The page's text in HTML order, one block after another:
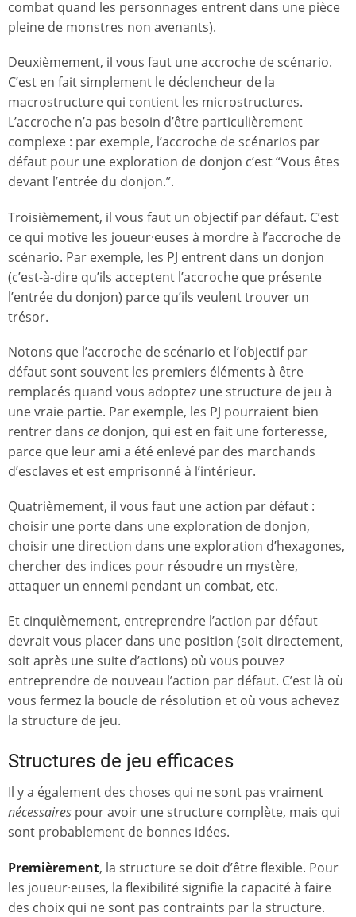
combat quand les personnages entrent dans une pièce
pleine de monstres non avenants).
Deuxièmement, il vous faut une accroche de scénario.
C’est en fait simplement le déclencheur de la
macrostructure qui contient les microstructures.
L’accroche n’a pas besoin d’être particulièrement
complexe : par exemple, l’accroche de scénarios par
défaut pour une exploration de donjon c’est “Vous êtes
devant l’entrée du donjon.”.
Troisièmement, il vous faut un objectif par défaut. C’est
ce qui motive les joueur·euses à mordre à l’accroche de
scénario. Par exemple, les PJ entrent dans un donjon
(c’est-à-dire qu’ils acceptent l’accroche que présente
l’entrée du donjon) parce qu’ils veulent trouver un
trésor.
Notons que l’accroche de scénario et l’objectif par
défaut sont souvent les premiers éléments à être
remplacés quand vous adoptez une structure de jeu à
une vraie partie. Par exemple, les PJ pourraient bien
rentrer dans ce donjon, qui est en fait une forteresse,
parce que leur ami a été enlevé par des marchands
d’esclaves et est emprisonné à l’intérieur.
Quatrièmement, il vous faut une action par défaut :
choisir une porte dans une exploration de donjon,
choisir une direction dans une exploration d’hexagones,
chercher des indices pour résoudre un mystère,
attaquer un ennemi pendant un combat, etc.
Et cinquièmement, entreprendre l’action par défaut
devrait vous placer dans une position (soit directement,
soit après une suite d’actions) où vous pouvez
entreprendre de nouveau l’action par défaut. C’est là où
vous fermez la boucle de résolution et où vous achevez
la structure de jeu.
Structures de jeu efficaces
Il y a également des choses qui ne sont pas vraiment
nécessaires pour avoir une structure complète, mais qui
sont probablement de bonnes idées.
Premièrement, la structure se doit d’être flexible. Pour
les joueur·euses, la flexibilité signifie la capacité à faire
des choix qui ne sont pas contraints par la structure.